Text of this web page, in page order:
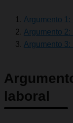
Argumento 1:
Argumento
Argumento 3:
laboral